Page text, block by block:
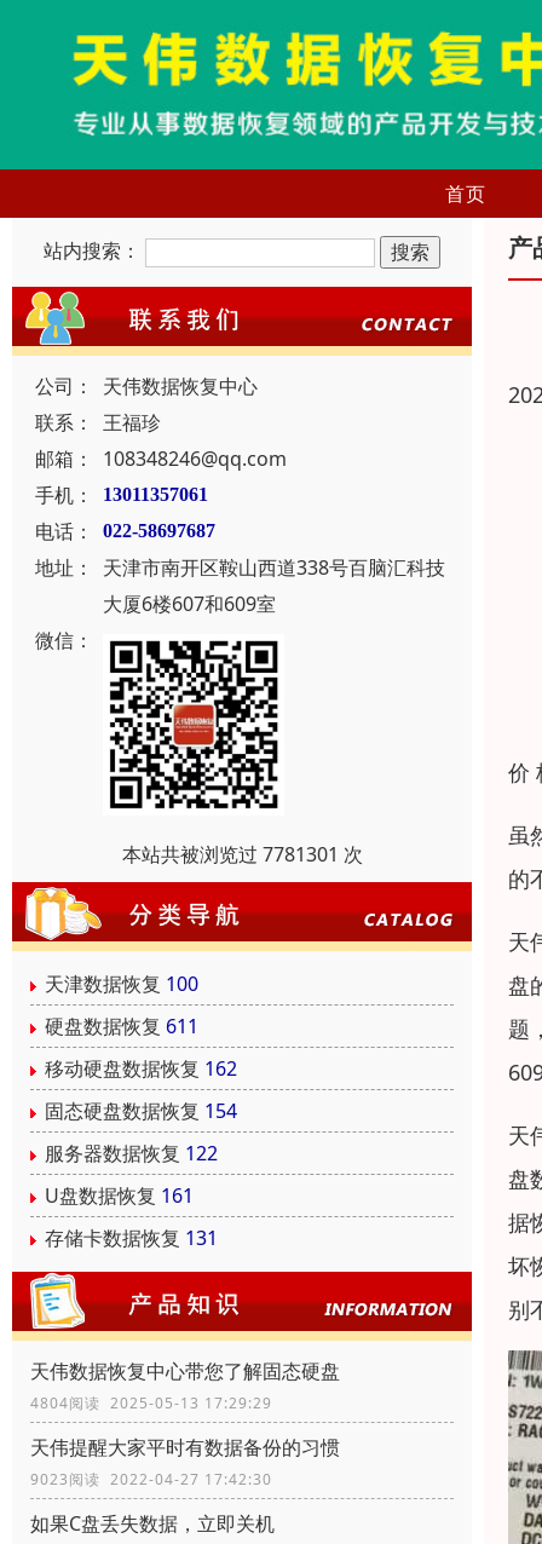
首页
站内搜索：
公司：
天伟数据恢复中心
联系：
王福珍
邮箱：
108348246@qq.com
手机：
13011357061
电话： 022-58697687
地址：
天津市南开区鞍山西道338号百脑汇科技
大厦6楼607和609室
微信：
本站共被浏览过 7781301 次
天津数据恢复 100
硬盘数据恢复 611
移动硬盘数据恢复 162
固态硬盘数据恢复 154
服务器数据恢复 122
U盘数据恢复 161
存储卡数据恢复 131
天伟数据恢复中心带您了解固态硬盘
4804阅读 2025-05-13 17:29:29
天伟提醒大家平时有数据备份的习惯
9023阅读 2022-04-27 17:42:30
如果C盘丢失数据，立即关机
产
价
虽
的
天
盘
题
天
盘
据
坏
别